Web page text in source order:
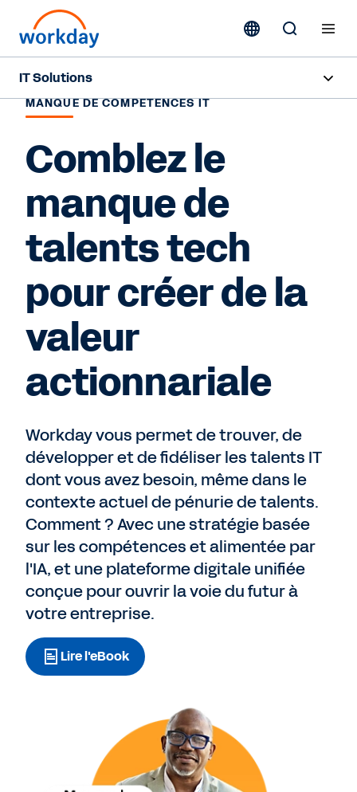
IT Solutions
Aperçu
Ressources
Nous contacter
MANQUE DE COMPÉTENCES IT
Comblez le
manque de
talents tech
pour créer de la
valeur
actionnariale
Workday vous permet de trouver, de
développer et de fidéliser les talents IT
dont vous avez besoin, même dans le
contexte actuel de pénurie de talents.
Comment ? Avec une stratégie basée
sur les compétences et alimentée par
l'IA, et une plateforme digitale unifiée
conçue pour ouvrir la voie du futur à
votre entreprise.
Lire l'eBook